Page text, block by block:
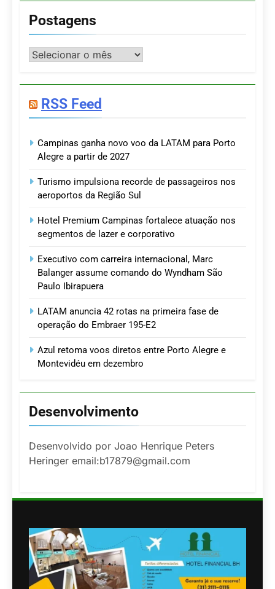
Postagens
Postagens
RSS Feed
Campinas ganha novo voo da LATAM para Porto
Alegre a partir de 2027
Turismo impulsiona recorde de passageiros nos
aeroportos da Região Sul
Hotel Premium Campinas fortalece atuação nos
segmentos de lazer e corporativo
Executivo com carreira internacional, Marc
Balanger assume comando do Wyndham São
Paulo Ibirapuera
LATAM anuncia 42 rotas na primeira fase de
operação do Embraer 195-E2
Azul retoma voos diretos entre Porto Alegre e
Montevidéu em dezembro
Desenvolvimento
Desenvolvido por Joao Henrique Peters
Heringer email:b17879@gmail.com